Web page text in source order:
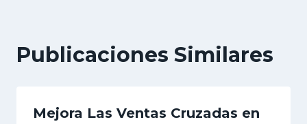
Publicaciones Similares
Mejora Las Ventas Cruzadas en